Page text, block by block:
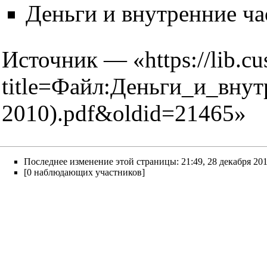
Деньги и внутренние
Источник — «https://
2010).pdf&oldid=21465»
Последнее изменение этой страницы: 21:49, 28 декабря
[0 наблюдающих участников]